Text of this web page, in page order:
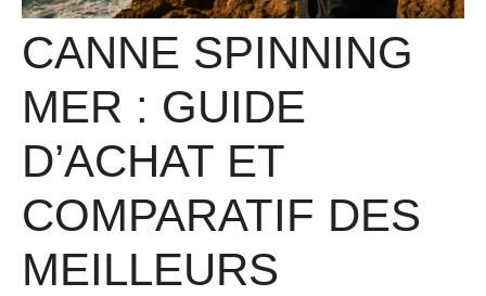
CANNE SPINNING
MER : GUIDE
D’ACHAT ET
COMPARATIF DES
MEILLEURS